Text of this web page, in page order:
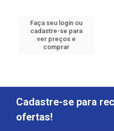
Faça seu login ou
cadastre-se para
ver preços e
comprar
Cadastre-se para
ofertas!